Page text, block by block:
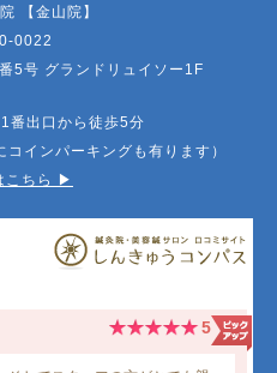
【金山院】
0022
5号 グランドリュイソー1F
番出口から徒歩5分
インパーキングも有ります）
こちら ▶︎